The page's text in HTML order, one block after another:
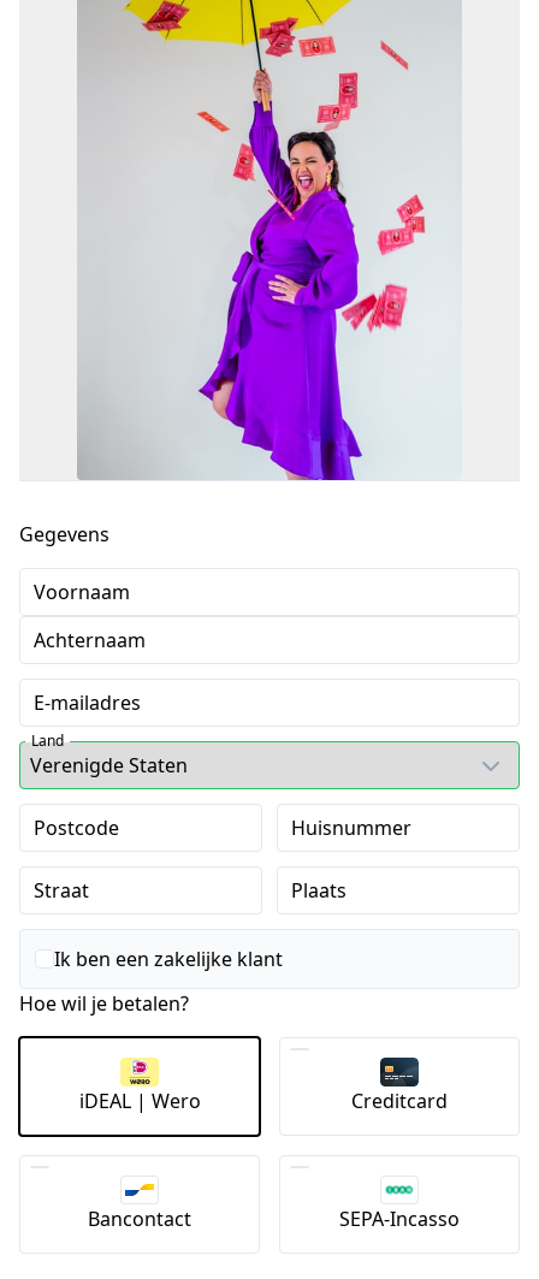
Gegevens
Voornaam
Achternaam
E-mailadres
Land
Postcode Huisnummer
Straat Plaats
Ik ben een zakelijke klant
Hoe wil je betalen?
iDEAL | Wero Creditcard
Bancontact SEPA-Incasso